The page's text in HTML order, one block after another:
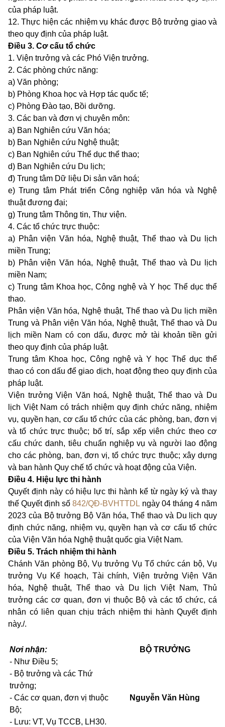
của pháp luật.
12. Thực hiện các nhiệm vụ khác được Bộ trưởng giao và
theo quy định của pháp luật.
Điều 3. Cơ cấu tổ chức
1. Viện trưởng và các Phó Viện trưởng.
2. Các phòng chức năng:
a) Văn phòng;
b) Phòng Khoa học và Hợp tác quốc tế;
c) Phòng Đào tạo, Bồi dưỡng.
3. Các ban và đơn vị chuyên môn:
a) Ban Nghiên cứu Văn hóa;
b) Ban Nghiên cứu Nghệ thuật;
c) Ban Nghiên cứu Thể dục thể thao;
d) Ban Nghiên cứu Du lịch;
đ) Trung tâm Dữ liệu Di sản văn hoá;
e) Trung tâm Phát triển Công nghiệp văn hóa và Nghệ
thuật đương đại;
g) Trung tâm Thông tin, Thư viện.
4. Các tổ chức trực thuộc:
a) Phân viện Văn hóa, Nghệ thuật, Thể thao và Du lịch
miền Trung;
b) Phân viện Văn hóa, Nghệ thuật, Thể thao và Du lịch
miền Nam;
c) Trung tâm Khoa học, Công nghệ và Y học Thể dục thể
thao.
Phân viện Văn hóa, Nghệ thuật, Thể thao và Du lịch miền
Trung và Phân viện Văn hóa, Nghệ thuật, Thể thao và Du
lịch miền Nam có con dấu, được mở tài khoản tiền gửi
theo quy định của pháp luật.
Trung tâm Khoa học, Công nghệ và Y học Thể dục thể
thao có con dấu để giao dịch, hoạt động theo quy định của
pháp luật.
Viện trưởng Viện Văn hoá, Nghệ thuật, Thể thao và Du
lịch Việt Nam có trách nhiệm quy định chức năng, nhiệm
vụ, quyền hạn, cơ cấu tổ chức của các phòng, ban, đơn vị
và tổ chức trực thuộc; bố trí, sắp xếp viên chức theo cơ
cấu chức danh, tiêu chuẩn nghiệp vụ và người lao động
cho các phòng, ban, đơn vị, tổ chức trực thuộc; xây dựng
và ban hành Quy chế tổ chức và hoạt động của Viện.
Điều 4. Hiệu lực thi hành
Quyết định này có hiệu lực thi hành kể từ ngày ký và thay
thế Quyết định số842/QĐ-BVHTTDL ngày 04 tháng 4 năm
2023 của Bộ trưởng Bộ Văn hóa, Thể thao và Du lịch quy
định chức năng, nhiệm vụ, quyền hạn và cơ cấu tổ chức
của Viện Văn hóa Nghệ thuật quốc gia Việt Nam.
Điều 5. Trách nhiệm thi hành
Chánh Văn phòng Bộ, Vụ trưởng Vụ Tổ chức cán bộ, Vụ
trưởng Vụ Kế hoạch, Tài chính, Viện trưởng Viện Văn
hóa, Nghệ thuật, Thể thao và Du lịch Việt Nam, Thủ
trưởng các cơ quan, đơn vị thuộc Bộ và các tổ chức, cá
nhân có liên quan chịu trách nhiệm thi hành Quyết định
này./.
Nơi nhận:
- Như Điều 5;
- Bộ trưởng và các Thứ
trưởng;
- Các cơ quan, đơn vị thuộc
Bộ;
- Lưu: VT, Vụ TCCB, LH30.
BỘ TRƯỞNG
Nguyễn Văn Hùng